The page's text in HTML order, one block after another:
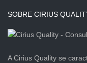
SOBRE CIRIUS
A Cirius Quality se